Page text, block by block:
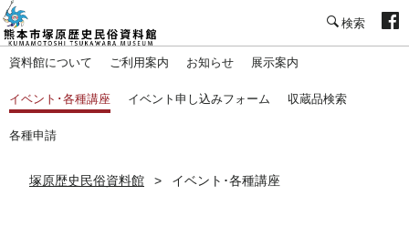
資料館について ご利用案内 お知らせ 展示案内
イベント･各種講座 イベント申し込みフォーム 収蔵品検索
各種申請
塚原歴史民俗資料館 イベント･各種講座